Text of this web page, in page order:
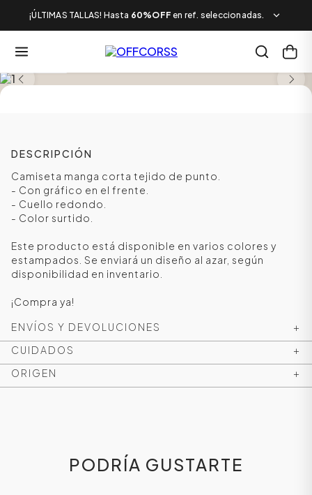
¡ÚLTIMAS TALLAS! Hasta 60%OFF en ref. seleccionadas.
DESCRIPCIÓN
Camiseta manga corta tejido de punto.
- Con gráfico en el frente.
- Cuello redondo.
- Color surtido.
Este producto está disponible en varios colores y
estampados. Se enviará un diseño al azar, según
disponibilidad en inventario.
¡Compra ya!
ENVÍOS Y DEVOLUCIONES
+
CUIDADOS
+
ORIGEN
+
PODRÍA GUSTARTE